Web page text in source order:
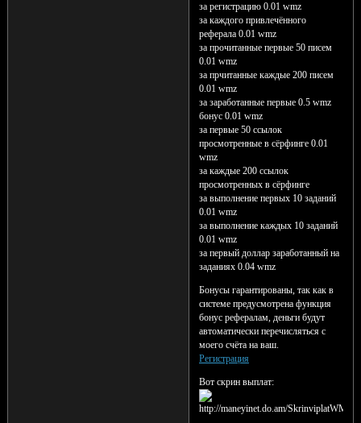
за регистрацию 0.01 wmz
за каждого привлечённого
реферала 0.01 wmz
за прочитанные первые 50 писем
0.01 wmz
за прчитанные каждые 200 писем
0.01 wmz
за заработанные первые 0.5 wmz
бонус 0.01 wmz
за первые 50 ссылок
просмотренные в сёрфинге 0.01
wmz
за каждые 200 ссылок
просмотренных в сёрфинге
за выполнение первых 10 заданий
0.01 wmz
за выполнение каждых 10 заданий
0.01 wmz
за первый доллар заработанный на
заданиях 0.04 wmz
Бонусы гарантированы, так как в
системе предусмотрена функция
бонус рефералам, деньги будут
автоматически перечисляться с
моего счёта на ваш.
Регистрация
Вот скрин выплат: